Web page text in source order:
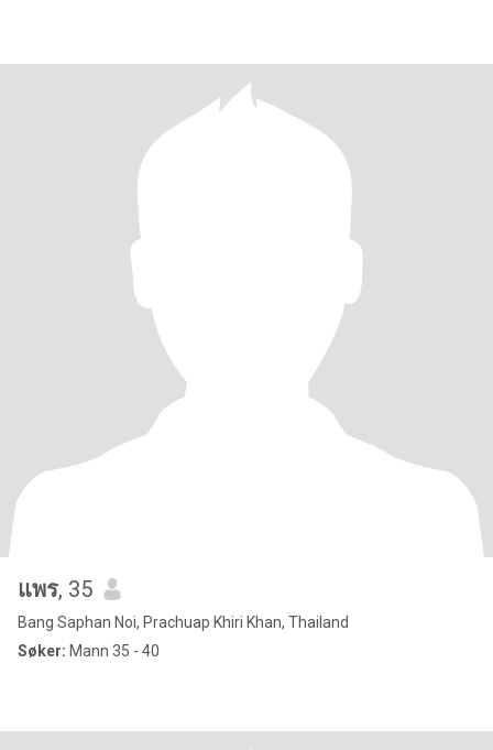
แพร, 35
Bang Saphan Noi, Prachuap Khiri Khan, Thailand
Søker: Mann 35 - 40